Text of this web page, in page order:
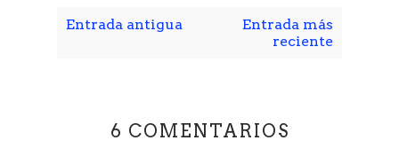
Entrada más
reciente
Entrada antigua
6 COMENTARIOS